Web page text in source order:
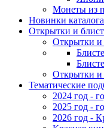
Монеты из
Новинки каталога
Открытки и
Открытки и
Открытки и
Тематические
2024 год -
2025 год -
2026 год -